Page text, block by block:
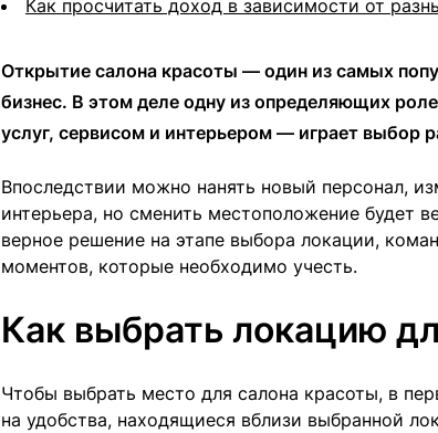
Как просчитать доход в зависимости от
Открытие салона красоты — один из самых
бизнес. В этом деле одну из определяющих
услуг, сервисом и интерьером — играет выбор
Впоследствии можно нанять новый персонал,
интерьера, но сменить местоположение будет
верное решение на этапе выбора локации,
моментов, которые необходимо учесть.
Как выбрать локацию
Чтобы выбрать место для салона красоты, в
на удобства, находящиеся вблизи выбранной